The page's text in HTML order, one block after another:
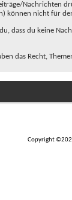
Nachrichten
können nicht für
dass du keine
das Recht,
Copyright